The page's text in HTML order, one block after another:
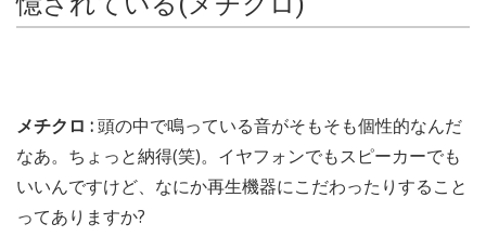
メチクロ :頭の中で鳴っている音がそもそも個性的なんだ
なあ。ちょっと納得(笑)。イヤフォンでもスピーカーでも
いいんですけど、なにか再生機器にこだわったりすること
ってありますか?